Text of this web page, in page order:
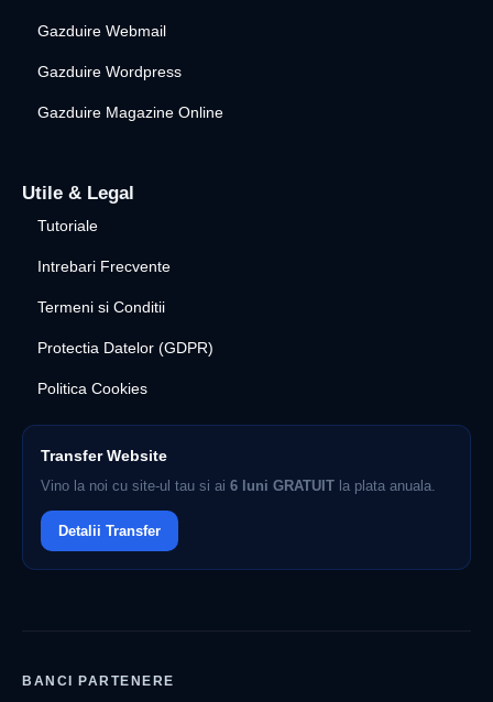
Gazduire Webmail
Gazduire Wordpress
Gazduire Magazine Online
Utile & Legal
Tutoriale
Intrebari Frecvente
Termeni si Conditii
Protectia Datelor (GDPR)
Politica Cookies
Transfer Website
Vino la noi cu site-ul tau si ai 6 luni GRATUIT la plata anuala.
Detalii Transfer
BANCI PARTENERE